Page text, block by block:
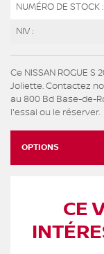
NUMÉRO DE STOCK :
NIV :
Ce NISSAN ROGUE
Joliette. Contactez
au 800 Bd Base-de-
l'essai ou le réserver.
OPTIONS
CE